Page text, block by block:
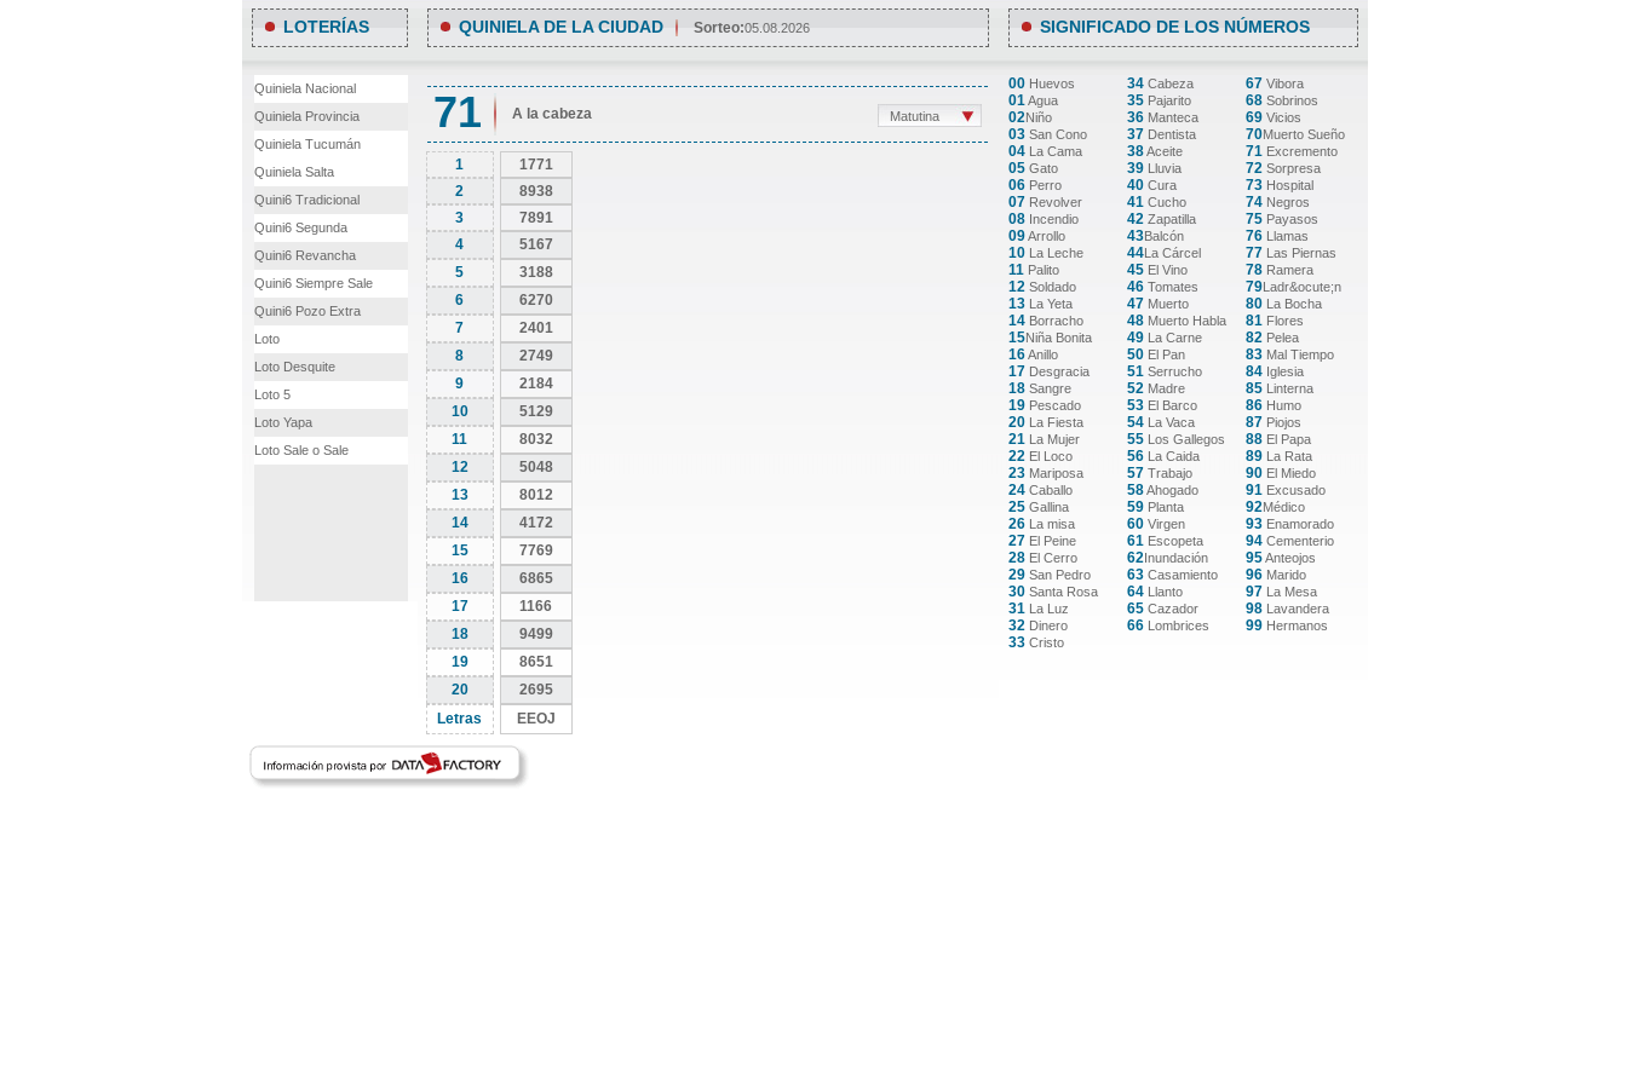
LOTERÍAS
Quiniela Nacional
Quiniela Provincia
Quiniela Tucumán
Quiniela Salta
Quini6 Tradicional
Quini6 Segunda
Quini6 Revancha
Quini6 Siempre Sale
Quini6 Pozo Extra
Loto
Loto Desquite
Loto 5
Loto Yapa
Loto Sale o Sale
QUINIELA DE LA CIUDAD Sorteo:05.08.2026
Matutina
71 A la cabeza
1
1771
2
8938
3
7891
4
5167
5
3188
6
6270
7
2401
8
2749
9
2184
10
5129
11
8032
12
5048
13
8012
14
4172
15
7769
16
6865
17
1166
18
9499
19
8651
20
2695
Letras
EEOJ
SIGNIFICADO DE LOS NÚMEROS
00Huevos
01 Agua
02Niño
03San Cono
04La Cama
05Gato
06Perro
07Revolver
08Incendio
09Arrollo
10La Leche
11 Palito
12 Soldado
13La Yeta
14Borracho
15Niña Bonita
16Anillo
17Desgracia
18Sangre
19Pescado
20La Fiesta
21 La Mujer
22 El Loco
23Mariposa
24Caballo
25Gallina
26La misa
27El Peine
28El Cerro
29San Pedro
30Santa Rosa
31 La Luz
32 Dinero
33Cristo
34Cabeza
35Pajarito
36Manteca
37Dentista
38Aceite
39Lluvia
40Cura
41 Cucho
42 Zapatilla
43Balcón
44La Cárcel
45El Vino
46Tomates
47Muerto
48Muerto Habla
49La Carne
50El Pan
51 Serrucho
52 Madre
53El Barco
54La Vaca
55Los Gallegos
56La Caida
57Trabajo
58Ahogado
59Planta
60Virgen
61 Escopeta
62Inundación
63Casamiento
64Llanto
65Cazador
66Lombrices
67Vibora
68Sobrinos
69Vicios
70Muerto Sueño
71 Excremento
72 Sorpresa
73Hospital
74Negros
75Payasos
76Llamas
77Las Piernas
78Ramera
79Ladr&ocute;n
80La Bocha
81 Flores
82 Pelea
83Mal Tiempo
84Iglesia
85Linterna
86Humo
87Piojos
88El Papa
89La Rata
90El Miedo
91 Excusado
92Médico
93Enamorado
94Cementerio
95Anteojos
96Marido
97La Mesa
98Lavandera
99Hermanos